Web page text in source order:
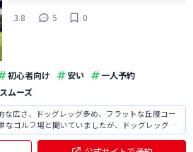
3.8
5 0
初心者向け 安い
一人予約
ムーズ
広さ、ドッグレッグ多め、フラットな丘陵コー
なゴルフ場と聞いていましたが、ドッグレッグが
トやセカンドが難しかったです。 全体的にフラッ
しかったです。